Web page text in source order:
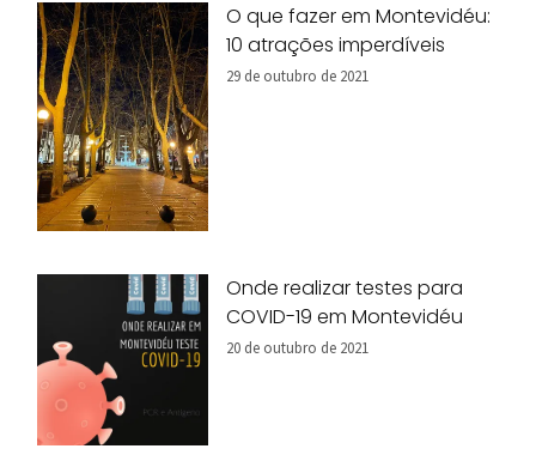
O que fazer em Montevidéu:
10 atrações imperdíveis
29 de outubro de 2021
Onde realizar testes para
COVID-19 em Montevidéu
20 de outubro de 2021